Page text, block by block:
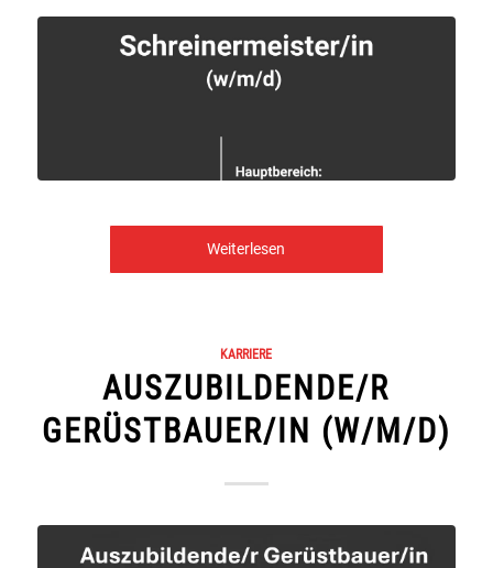
Weiterlesen
KARRIERE
AUSZUBILDENDE/R
GERÜSTBAUER/IN (W/M/D)